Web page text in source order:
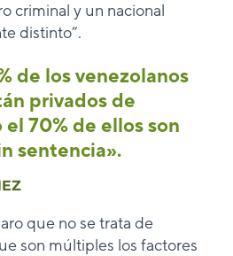
criminal y un nacional
distinto”.
de los venezolanos
privados de
70% de ellos son
sentencia».
que no se trata de
son múltiples los factores